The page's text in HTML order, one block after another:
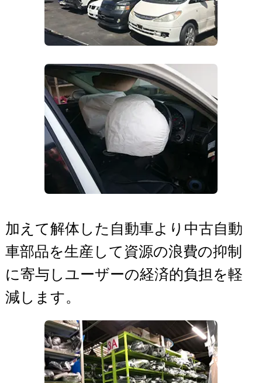
加えて解体した自動車より中古自動
車部品を生産して資源の浪費の抑制
に寄与しユーザーの経済的負担を軽
減します。